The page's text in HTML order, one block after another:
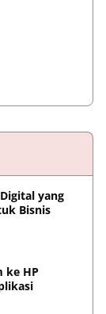
yang
Bisnis
ke HP